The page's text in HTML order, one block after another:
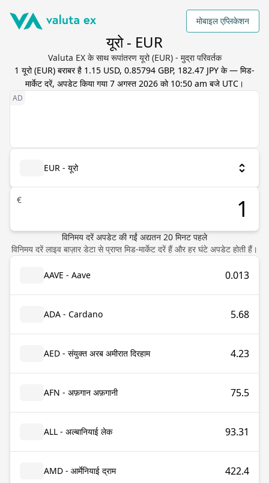
मोबाइल एप्लिकेशन
यूरो - EUR
Valuta EX के साथ रूपांतरण यूरो (EUR) - मुद्रा परिवर्तक
1 यूरो(EUR) बराबर है 1.15 USD, 0.85794 GBP, 182.47 JPY के — मिड-
मार्केट दरें, अपडेट किया गया7 अगस्त 2026 को 10:50 am बजे UTC ।
EUR - यूरो
€
विनिमय दरें अपडेट की गईं अद्यतन 20 मिनट पहले
विनिमय दरें लाइव बाज़ार डेटा से प्राप्त मिड-मार्केट दरें हैं और हर घंटे अपडेट होती हैं।
AAVE - Aave 0.013
ADA - Cardano 5.68
AED - संयुक्त अरब अमीरात दिरहाम 4.23
AFN - अफ़गान अफ़गानी 75.5
ALL - अल्बानियाई लेक 93.31
AMD - आर्मेनियाई द्राम 422.4